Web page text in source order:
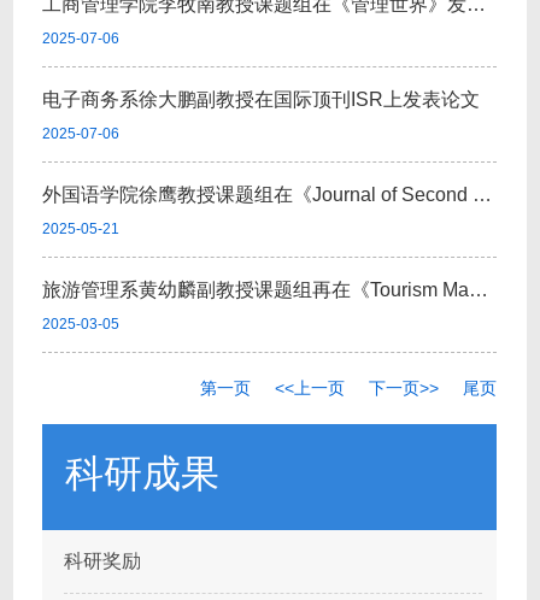
工商管理学院李牧南教授课题组在《管理世界》发表论文
2025-07-06
电子商务系徐大鹏副教授在国际顶刊ISR上发表论文
2025-07-06
外国语学院徐鹰教授课题组在《Journal of Second Language Writing》和《Syst...
2025-05-21
旅游管理系黄幼麟副教授课题组再在《Tourism Management》发表论文
2025-03-05
第一页 <<上一页 下一页>> 尾页
科研成果
科研奖励